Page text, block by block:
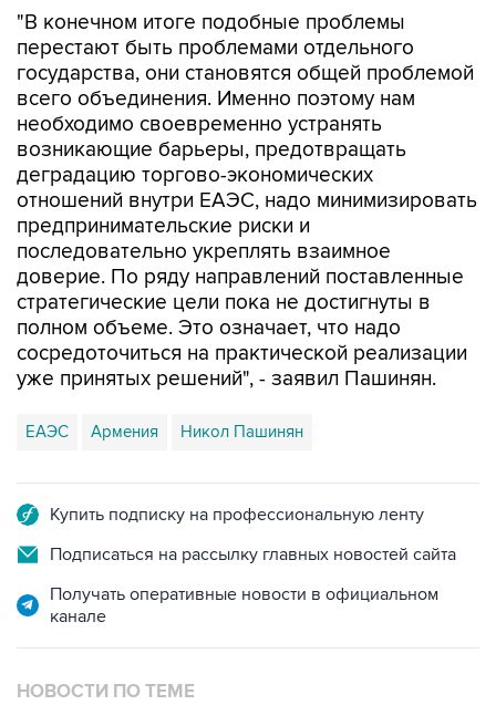
"В конечном итоге подобные проблемы
перестают быть проблемами отдельного
государства, они становятся общей проблемой
всего объединения. Именно поэтому нам
необходимо своевременно устранять
возникающие барьеры, предотвращать
деградацию торгово-экономических
отношений внутри ЕАЭС, надо минимизировать
предпринимательские риски и
последовательно укреплять взаимное
доверие. По ряду направлений поставленные
стратегические цели пока не достигнуты в
полном объеме. Это означает, что надо
сосредоточиться на практической реализации
уже принятых решений", - заявил Пашинян.
ЕАЭС Армения Никол Пашинян
Купить подписку на профессиональную ленту
Подписаться на рассылку главных новостей сайта
Получать оперативные новости в официальном
канале
НОВОСТИ ПО ТЕМЕ